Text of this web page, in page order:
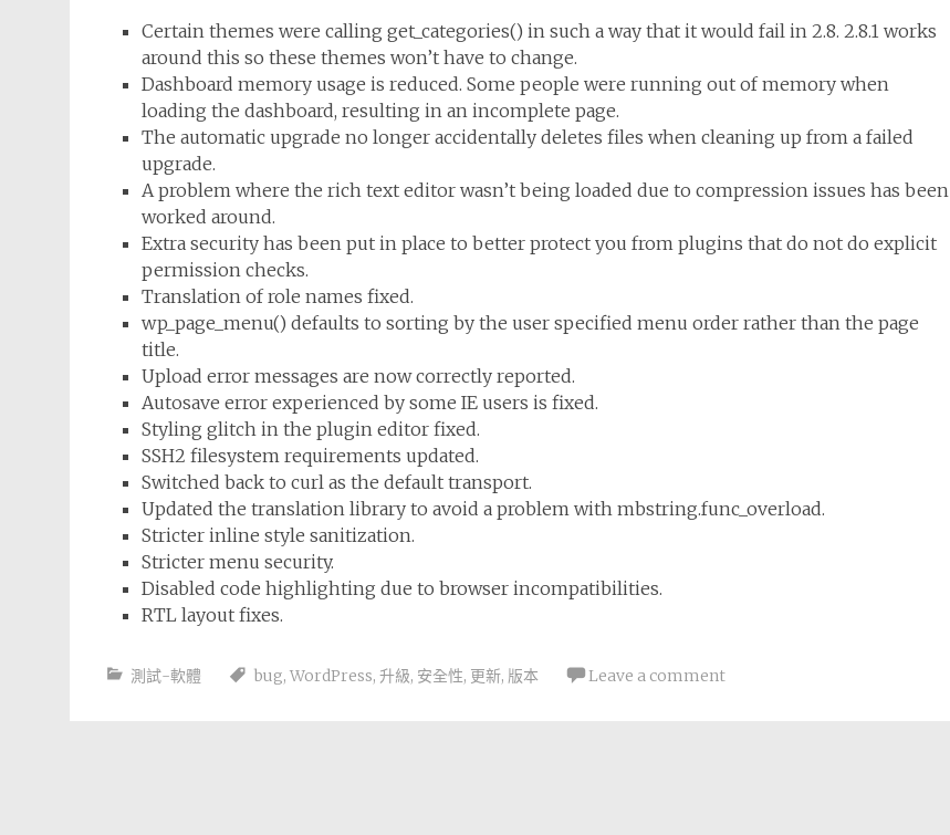
Certain themes were calling get_categories() in such a way that it would fail in 2.8. 2.8.1 works
around this so these themes won’t have to change.
Dashboard memory usage is reduced. Some people were running out of memory when
loading the dashboard, resulting in an incomplete page.
The automatic upgrade no longer accidentally deletes files when cleaning up from a failed
upgrade.
A problem where the rich text editor wasn’t being loaded due to compression issues has been
worked around.
Extra security has been put in place to better protect you from plugins that do not do explicit
permission checks.
Translation of role names fixed.
wp_page_menu() defaults to sorting by the user specified menu order rather than the page
title.
Upload error messages are now correctly reported.
Autosave error experienced by some IE users is fixed.
Styling glitch in the plugin editor fixed.
SSH2 filesystem requirements updated.
Switched back to curl as the default transport.
Updated the translation library to avoid a problem with mbstring.func_overload.
Stricter inline style sanitization.
Stricter menu security.
Disabled code highlighting due to browser incompatibilities.
RTL layout fixes.
測試-軟體 bug, WordPress, 升級, 安全性, 更新, 版本 Leave a comment